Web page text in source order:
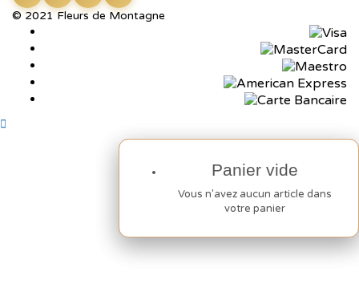
Panier vide
Vous n'avez aucun article dans
votre panier
Panier vide
Vous n'avez aucun article dans
votre panier
© 2021 Fleurs de Montagne